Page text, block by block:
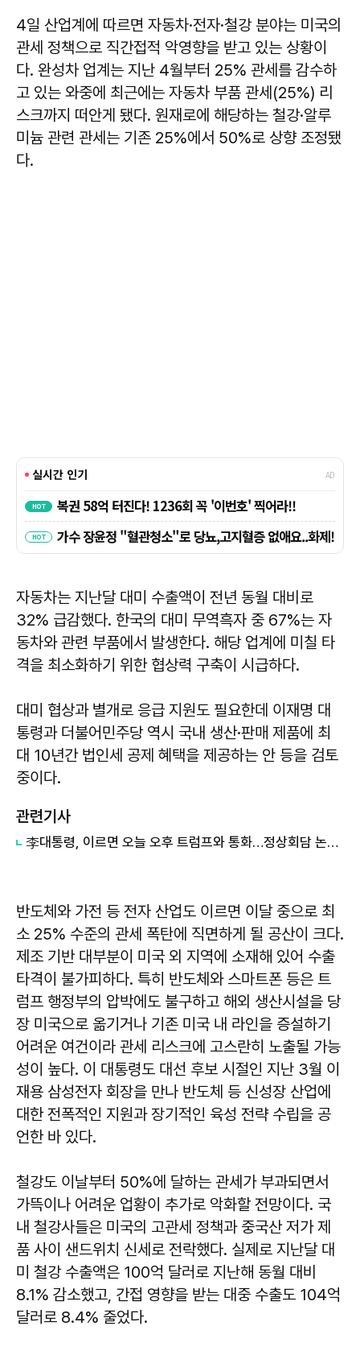
4일 산업계에 따르면 자동차·전자·철강 분야는 미국의
관세 정책으로 직간접적 악영향을 받고 있는 상황이
다. 완성차 업계는 지난 4월부터 25% 관세를 감수하
고 있는 와중에 최근에는 자동차 부품 관세(25%) 리
스크까지 떠안게 됐다. 원재로에 해당하는 철강·알루
미늄 관련 관세는 기존 25%에서 50%로 상향 조정됐
다.
자동차는 지난달 대미 수출액이 전년 동월 대비로
32% 급감했다. 한국의 대미 무역흑자 중 67%는 자
동차와 관련 부품에서 발생한다. 해당 업계에 미칠 타
격을 최소화하기 위한 협상력 구축이 시급하다.
대미 협상과 별개로 응급 지원도 필요한데 이재명 대
통령과 더불어민주당 역시 국내 생산·판매 제품에 최
대 10년간 법인세 공제 혜택을 제공하는 안 등을 검토
중이다.
관련기사
李대통령, 이르면 오늘 오후 트럼프와 통화…정상회담 논의할까
반도체와 가전 등 전자 산업도 이르면 이달 중으로 최
소 25% 수준의 관세 폭탄에 직면하게 될 공산이 크다.
제조 기반 대부분이 미국 외 지역에 소재해 있어 수출
타격이 불가피하다. 특히 반도체와 스마트폰 등은 트
럼프 행정부의 압박에도 불구하고 해외 생산시설을 당
장 미국으로 옮기거나 기존 미국 내 라인을 증설하기
어려운 여건이라 관세 리스크에 고스란히 노출될 가능
성이 높다. 이 대통령도 대선 후보 시절인 지난 3월 이
재용 삼성전자 회장을 만나 반도체 등 신성장 산업에
대한 전폭적인 지원과 장기적인 육성 전략 수립을 공
언한 바 있다.
철강도 이날부터 50%에 달하는 관세가 부과되면서
가뜩이나 어려운 업황이 추가로 악화할 전망이다. 국
내 철강사들은 미국의 고관세 정책과 중국산 저가 제
품 사이 샌드위치 신세로 전락했다. 실제로 지난달 대
미 철강 수출액은 100억 달러로 지난해 동월 대비
8.1% 감소했고, 간접 영향을 받는 대중 수출도 104억
달러로 8.4% 줄었다.